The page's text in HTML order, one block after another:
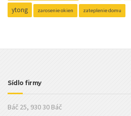
ytong zarosenie okien zateplenie domu
Sídlo firmy
Báč 25, 930 30 Báč